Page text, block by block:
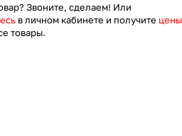
Звоните, сделаем! Или
в личном кабинете и получите цены
товары.